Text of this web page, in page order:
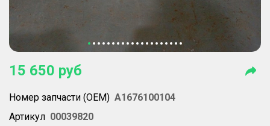
15 650 руб
Номер запчасти (OEM) A1676100104
Артикул 00039820